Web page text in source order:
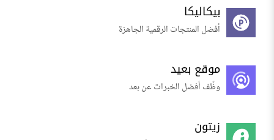
بيكاليكا
أفضل المنتجات الرقمية الجاهزة
موقع بعيد
وظّف أفضل الخبرات عن بعد
زيتون